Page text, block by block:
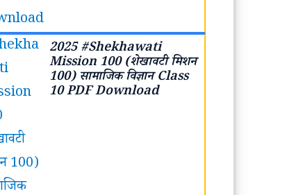
2025 #Shekhawati
Mission 100 (शेखावटी मिशन
100) सामाजिक विज्ञान Class
10 PDF Download